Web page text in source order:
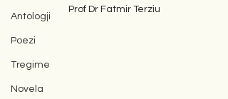
Antologji
Poezi
Tregime
Novela
Prof Dr Fatmir Terziu